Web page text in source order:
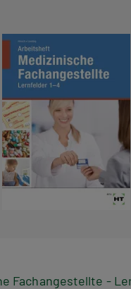
Fachangestellte -